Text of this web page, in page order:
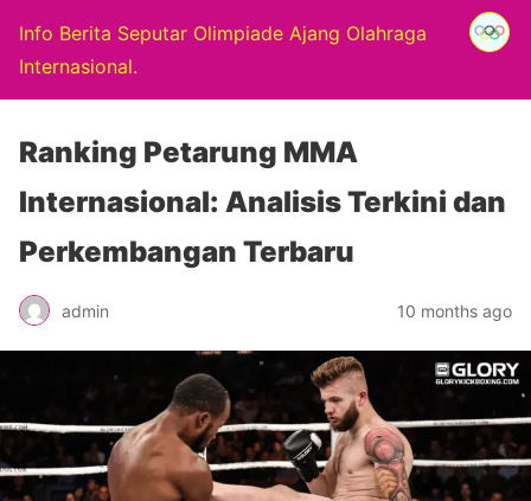
Info Berita Seputar Olimpiade Ajang Olahraga
Internasional.
Ranking Petarung MMA
Internasional: Analisis Terkini dan
Perkembangan Terbaru
admin 10 months ago